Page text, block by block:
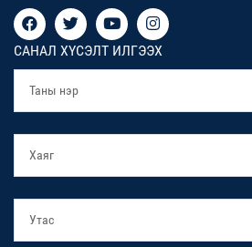
САНАЛ ХҮСЭЛТ ИЛГЭЭХ